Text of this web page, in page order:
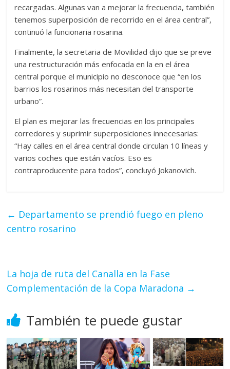
recargadas. Algunas van a mejorar la frecuencia, también
tenemos superposición de recorrido en el área central”,
continuó la funcionaria rosarina.
Finalmente, la secretaria de Movilidad dijo que se preve
una restructuración más enfocada en la en el área
central porque el municipio no desconoce que “en los
barrios los rosarinos más necesitan del transporte
urbano”.
El plan es mejorar las frecuencias en los principales
corredores y suprimir superposiciones innecesarias:
“Hay calles en el área central donde circulan 10 líneas y
varios coches que están vacíos. Eso es
contraproducente para todos”, concluyó Jokanovich.
← Departamento se prendió fuego en pleno
centro rosarino
La hoja de ruta del Canalla en la Fase
Complementación de la Copa Maradona →
También te puede gustar